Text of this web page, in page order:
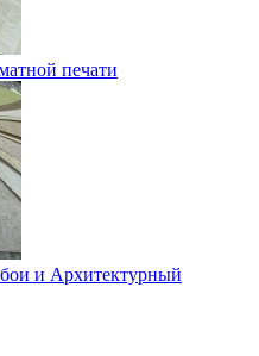
печати
и Архитектурный